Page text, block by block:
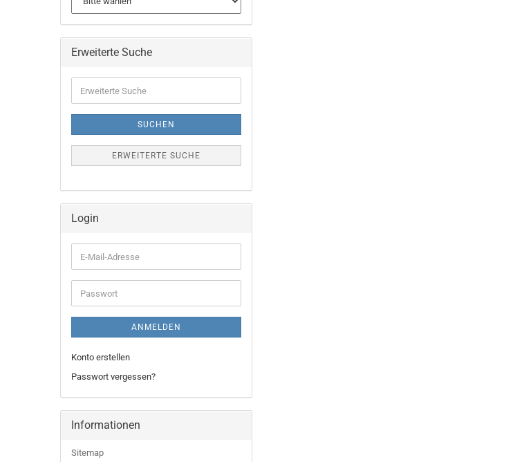
Erweiterte Suche
Suche
SUCHEN
ERWEITERTE SUCHE
Login
E-
Mail-
Adresse
Passwort
ANMELDEN
Konto erstellen
Passwort vergessen?
Informationen
Sitemap